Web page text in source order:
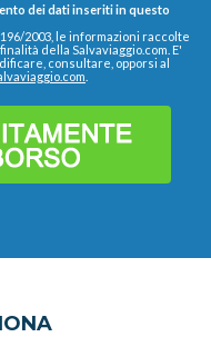
dei dati inseriti in questo
2003, le informazioni raccolte
della Salvaviaggio.com. E'
consultare, opporsi al